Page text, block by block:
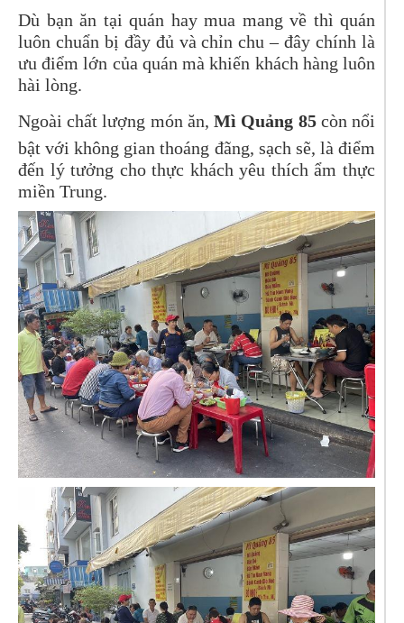
Dù bạn ăn tại quán hay mua mang về thì quán
luôn chuẩn bị đầy đủ và chỉn chu – đây chính là
ưu điểm lớn của quán mà khiến khách hàng luôn
hài lòng.
Ngoài chất lượng món ăn,Mì Quảng 85còn nổi
bật với không gian thoáng đãng, sạch sẽ, là điểm
đến lý tưởng cho thực khách yêu thích ẩm thực
miền Trung.